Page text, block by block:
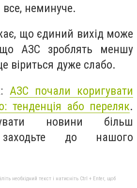
все, неминуче.
що єдиний вихід може
АЗС зроблять меншу
віриться дуже слабо.
АЗС почали коригувати
тенденція або переляк.
новини більш
заходьте до нашого
необхідний текст і натисніть Ctrl + Enter, щоб